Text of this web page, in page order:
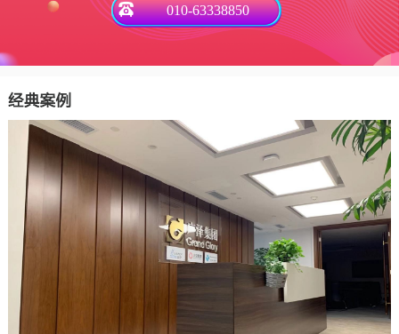
010-63338850